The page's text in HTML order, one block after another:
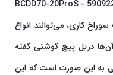
گوشتی شارژی 20 ولت شپخ مدل 5909228903 - BCDD70-20ProS
کاری، می‌توانند انواع
دریل پیچ گوشتی گفته
این صورت است که این